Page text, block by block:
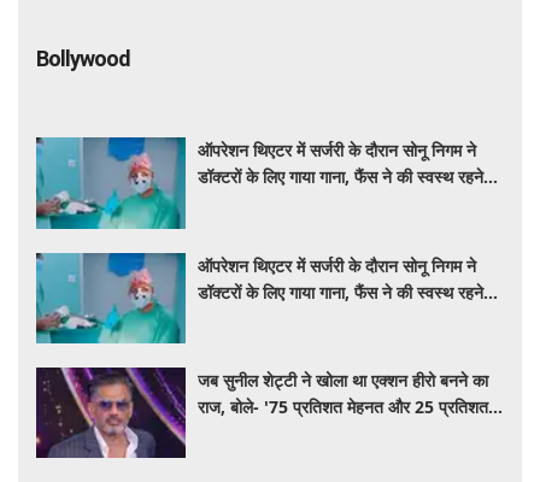
Bollywood
ऑपरेशन थिएटर में सर्जरी के दौरान सोनू निगम ने
डॉक्टरों के लिए गाया गाना, फैंस ने की स्वस्थ रहने
ऑपरेशन थिएटर में सर्जरी के दौरान सोनू निगम ने
डॉक्टरों के लिए गाया गाना, फैंस ने की स्वस्थ रहने
जब सुनील शेट्टी ने खोला था एक्शन हीरो बनने का
राज, बोले- '75 प्रतिशत मेहनत और 25 प्रतिशत